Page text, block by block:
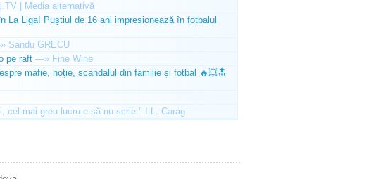
| Media alternativă
Liga! Puștiul de 16 ani impresionează în fotbalul
Sandu GRECU
pe raft —» Fine Wine
mafie, hoție, scandalul din familie și fotbal 🔥💥🔝
cel mai greu lucru e să nu scrie." I.L. Carag